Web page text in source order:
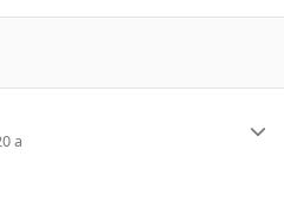
a